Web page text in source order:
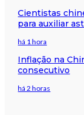
Cientistas
para auxiliar
há 1 hora
Inflação na
consecutivo
há 2 horas